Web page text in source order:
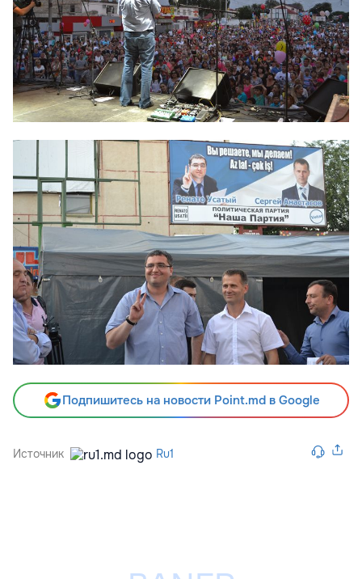
Подпишитесь на новости Point.md в Google
Источник Ru1